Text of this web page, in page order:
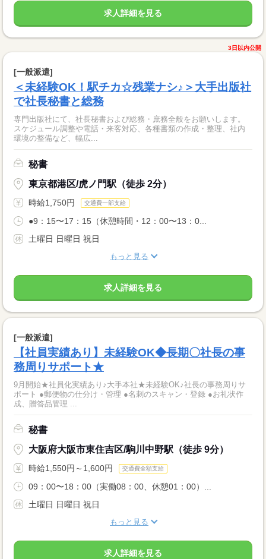
求人詳細を見る
3日以内公開
[一般派遣]
＜未経験OK！駅チカ☆残業ナシ♪＞大手出版社
で社長秘書と総務
専門出版社にて、社長秘書および総務・庶務全般をお願いします。
スケジュール調整や電話・来客対応、各種書類の作成・整理、社内
環境の整備など、幅広...
秘書
東京都港区/虎ノ門駅（徒歩 2分）
時給1,750円 交通費一部支給
●9：15〜17：15（休憩時間・12：00〜13：0...
土曜日 日曜日 祝日
もっと見る
求人詳細を見る
[一般派遣]
【社員実績あり】未経験OK◆長期〇社長の事
務周りサポート★
9月開始★社員化実績あり♪大手本社★未経験OK♪社長の事務周りサ
ポート ●郵便物の仕分け・管理 ●名刺のスキャン・登録 ●お礼状作
成、贈答品管理 ...
秘書
大阪府大阪市東住吉区/駒川中野駅（徒歩 9分）
時給1,550円～1,600円 交通費全額支給
09：00〜18：00（実働08：00、休憩01：00）...
土曜日 日曜日 祝日
もっと見る
求人詳細を見る